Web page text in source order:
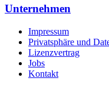
Unternehmen
Impressum
Privatsphäre und
Lizenzvertrag
Jobs
Kontakt